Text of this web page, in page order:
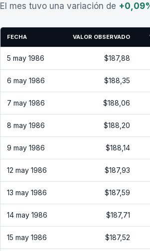
El mes tuvo una variación de
FECHA VALOR OBSERVADO
5 may 1986 $187,88
6 may 1986 $188,35
7 may 1986 $188,06
8 may 1986 $188,20
9 may 1986 $188,14
12 may 1986 $187,93
13 may 1986 $187,59
14 may 1986 $187,71
15 may 1986 $187,52